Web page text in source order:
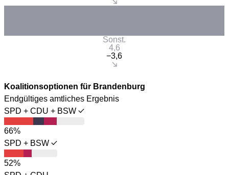
Sonst.
4,6
−3,6
Koalitionsoptionen für Brandenburg
Endgültiges amtliches Ergebnis
SPD + CDU + BSW
66%
SPD + BSW
52%